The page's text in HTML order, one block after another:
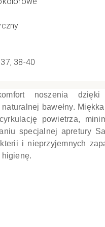
38-40
noszenia dzięki
bawełny.
powietrza,
specjalnej apretury
i nieprzyjemnych
higienę.